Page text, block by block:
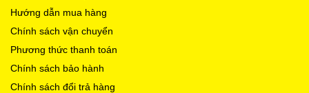
Hướng dẫn mua hàng
Chính sách vận chuyển
Phương thức thanh toán
Chính sách bảo hành
Chính sách đổi trả hàng